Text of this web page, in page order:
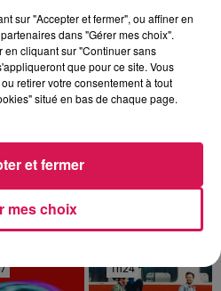
1h24
1h24
sur "Accepter et fermer", ou affiner en
dans "Gérer mes choix".
en cliquant sur "Continuer sans
que pour ce site. Vous
retirer votre consentement à tout
situé en bas de chaque page.
mes choix
et fermer